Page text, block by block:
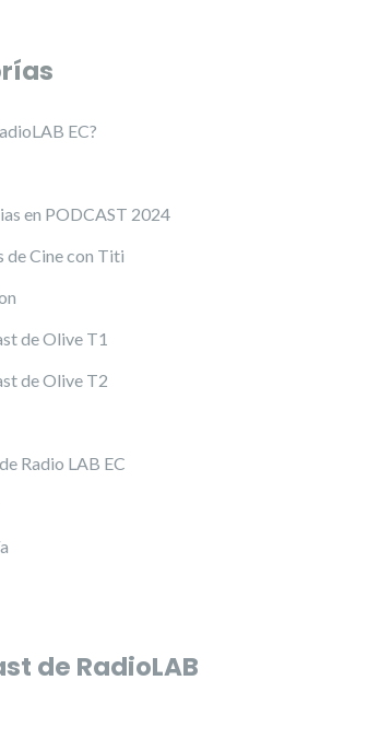
EC?
en PODCAST 2024
de Cine con Titi
de Olive T1
de Olive T2
Radio LAB EC
de RadioLAB